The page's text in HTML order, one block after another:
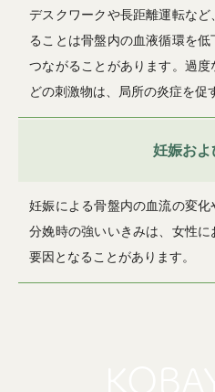
デスクワークや長距離運転な
ることは骨盤内の血液循環を
つながることがあります。過
どの刺激物は、局所の炎症を促
妊娠およ
妊娠による骨盤内の血流の変化
分娩時の強いいきみは、女性
要因となることがあります。